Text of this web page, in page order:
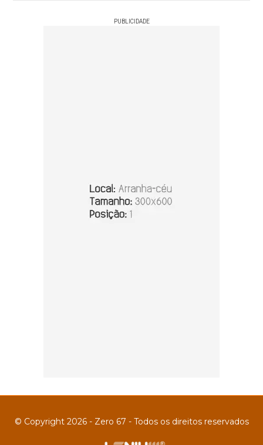
PUBLICIDADE
© Copyright 2026 - Zero 67 - Todos os direitos reservados